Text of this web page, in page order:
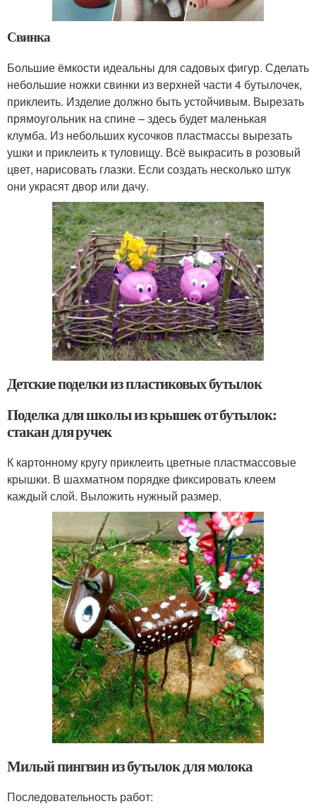
Свинка
Большие ёмкости идеальны для садовых фигур. Сделать
небольшие ножки свинки из верхней части 4 бутылочек,
приклеить. Изделие должно быть устойчивым. Вырезать
прямоугольник на спине – здесь будет маленькая
клумба. Из небольших кусочков пластмассы вырезать
ушки и приклеить к туловищу. Всё выкрасить в розовый
цвет, нарисовать глазки. Если создать несколько штук
они украсят двор или дачу.
Детские поделки из пластиковых бутылок
Поделка для школы из крышек от бутылок:
стакан для ручек
К картонному кругу приклеить цветные пластмассовые
крышки. В шахматном порядке фиксировать клеем
каждый слой. Выложить нужный размер.
Милый пингвин из бутылок для молока
Последовательность работ: